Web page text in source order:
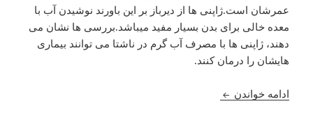
عمرشان است.ژاپنی ها از دیرباز بر این باورند نوشیدن آب با
معده خالی برای بدن بسیار مفید میباشد.بررسی ها نشان می
دهند، ژاپنی ها با مصرف آب گرم در ناشتا می توانند بیماری
هایشان را درمان کنند.
ادامه خواندن خواص شگفت انگیز نوشیدن آب ولرم